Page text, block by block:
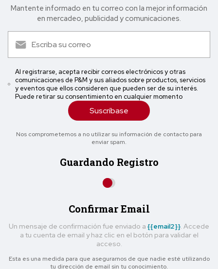
Mantente informado en tu correo con la mejor in formación
en mercadeo, publicidad y comunicaciones.
Al registrarse, acepta recibir correos electrónicos y otras
comunicaciones de P&M y sus aliados sobre productos, servicios
y eventos que ellos consideren que pueden ser de su interés.
Puede retirar su consentimiento en cualquier momento
Suscríbase
Nos comprometemos a no utilizar su información de contacto para
enviar spam.
Guardando Registro
Confirmar Email
Un mensaje de confirmación fue enviado a {{email2}}. Accede
a tu cuenta de email y haz clic en el botón para validar el
acceso.
Esta es una medida para que asegurarnos de que nadie esté utilizando
tu dirección de email sin tu conocimiento.